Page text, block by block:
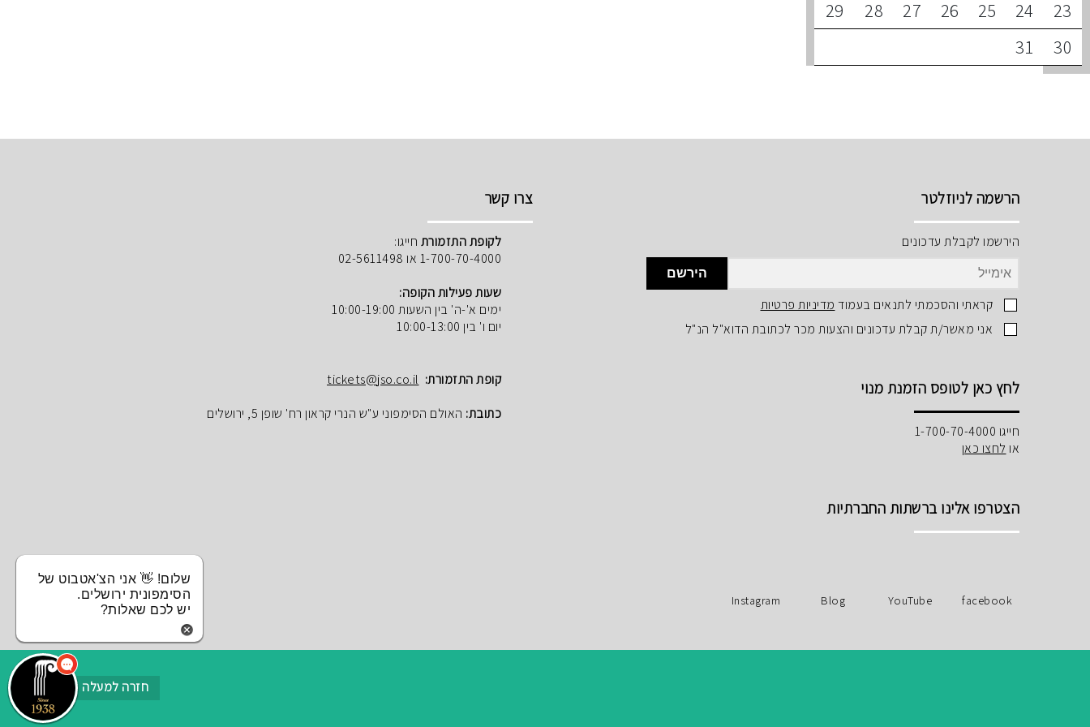
23
24
25
26
27
28
29
30
31
הרשמה לניוזלטר
הירשמו לקבלת עדכונים
הירשם
קראתי והסכמתי לתנאים בעמוד מדיניות פרטיות
אני מאשר/ת קבלת עדכונים והצעות מכר לכתובת הדוא"ל הנ"ל
לחץ כאן לטופס הזמנת מנוי
חייגו 1-700-70-4000
או לחצו כאן
הצטרפו אלינו ברשתות החברתיות
facebook
YouTube
Blog
Instagram
צרו קשר
לקופת התזמורת חייגו:
1-700-70-4000 או 02-5611498
שעות פעילות הקופה:
ימים א'-ה' בין השעות 10:00-19:00
יום ו' בין 10:00-13:00
קופת התזמורת: tickets@jso.co.il
כתובת: האולם הסימפוני ע"ש הנרי קראון רח' שופן 5, ירושלים
חזרה למעלה
שלום! 👋 אני הצ'אטבוט של
הסימפונית ירושלים.
יש לכם שאלות?